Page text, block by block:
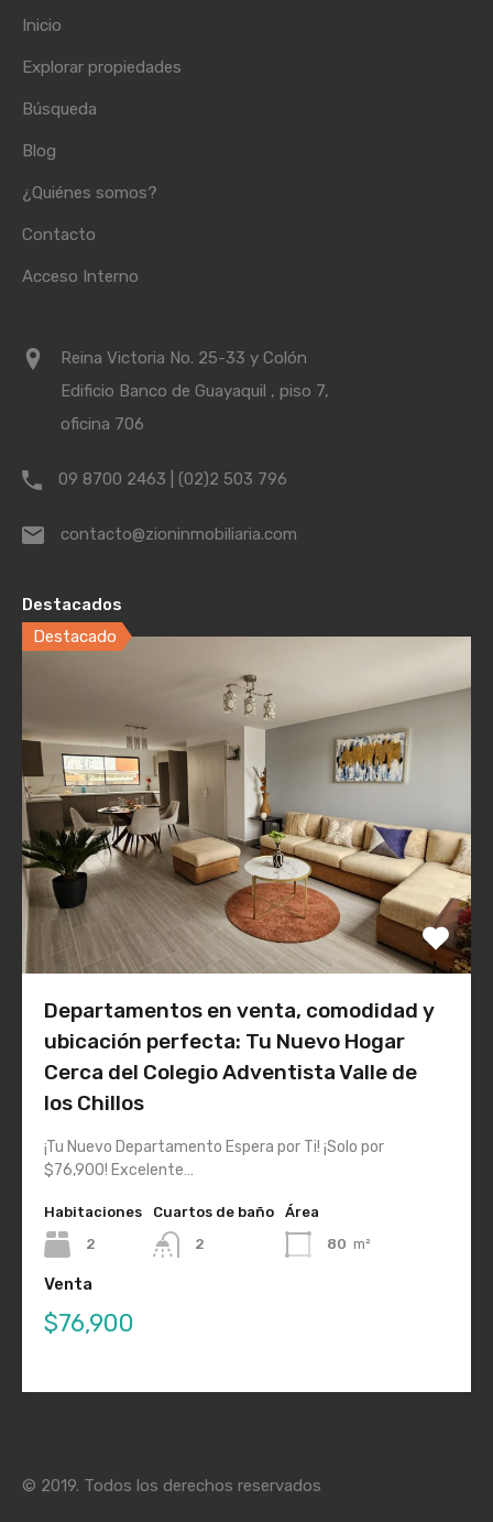
Inicio
Explorar propiedades
Búsqueda
Blog
¿Quiénes somos?
Contacto
Acceso Interno
Reina Victoria No. 25-33 y Colón
Edificio Banco de Guayaquil , piso 7,
oficina 706
09 8700 2463 | (02)2 503 796
contacto@zioninmobiliaria.com
Destacados
Destacado
Departamentos en venta, comodidad y
ubicación perfecta: Tu Nuevo Hogar
Cerca del Colegio Adventista Valle de
los Chillos
¡Tu Nuevo Departamento Espera por Ti! ¡Solo por
$76,900! Excelente…
Habitaciones
2
Cuartos de baño
2
Área
80 m²
Venta
$76,900
© 2019. Todos los derechos reservados